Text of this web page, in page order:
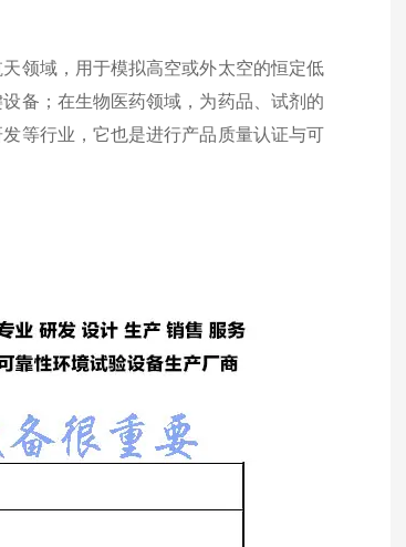
领域，用于模拟高空或外太空的恒定低
备；在生物医药领域，为药品、试剂的
等行业，它也是进行产品质量认证与可